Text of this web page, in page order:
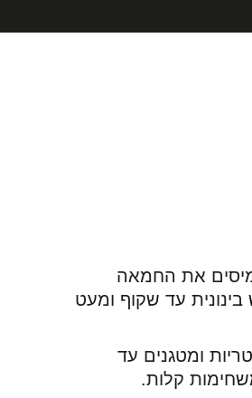
את החמאה
עד שקוף ומעט
ומטגנים עד
קלות.